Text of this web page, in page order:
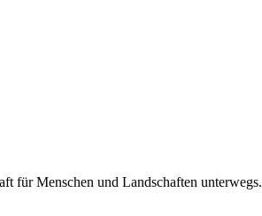
für Menschen und Landschaften unterwegs.